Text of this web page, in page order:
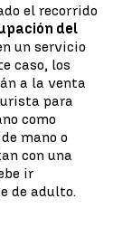
el recorrido
del
un servicio
caso, los
a la venta
para
como
mano o
con una
ir
de adulto.